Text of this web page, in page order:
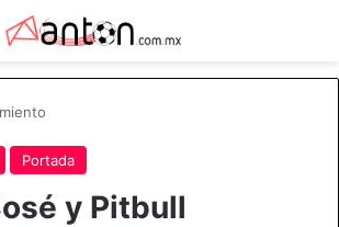
Portada
y Pitbull